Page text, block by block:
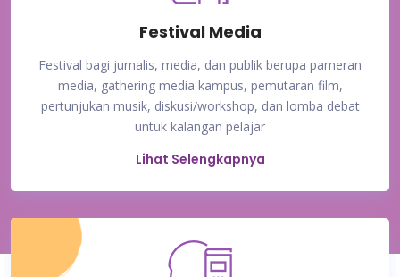
Festival Media
Festival bagi jurnalis, media, dan publik berupa pameran
media, gathering media kampus, pemutaran film,
pertunjukan musik, diskusi/workshop, dan lomba debat
untuk kalangan pelajar
Lihat Selengkapnya